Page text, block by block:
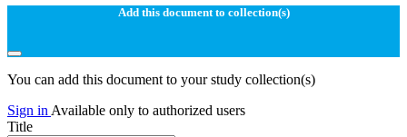
Add this document to collection(s)
You can add this document to your study collection(s)
Sign in Available only to authorized users
Title